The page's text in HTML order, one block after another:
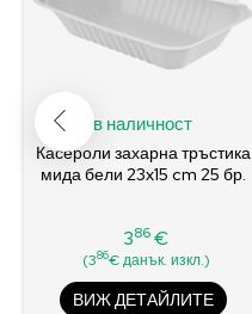
в наличност
Касероли захарна тръстика
мида бели 23x15 cm 25 бр.
Цена
386€
(386€ данък. изкл.)
ВИЖ ДЕТАЙЛИТЕ